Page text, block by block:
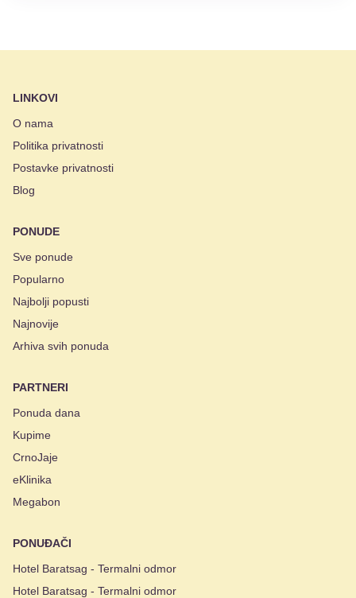
LINKOVI
O nama
Politika privatnosti
Postavke privatnosti
Blog
PONUDE
Sve ponude
Popularno
Najbolji popusti
Najnovije
Arhiva svih ponuda
PARTNERI
Ponuda dana
Kupime
CrnoJaje
eKlinika
Megabon
PONUĐAČI
Hotel Baratsag - Termalni odmor
Hotel Baratsag - Termalni odmor